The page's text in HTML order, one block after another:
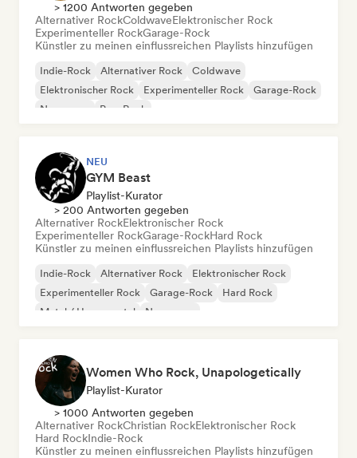
> 1200 Antworten gegeben
Alternativer RockColdwaveElektronischer Rock
Experimenteller RockGarage-Rock
Künstler zu meinen einflussreichen Playlists hinzufügen
Indie-Rock Alternativer Rock
Coldwave
Elektronischer Rock
Experimenteller Rock
Garage-Rock
New wave
Pop-Rock
NEU
GYM Beast
Playlist-Kurator
> 200 Antworten gegeben
Alternativer RockElektronischer Rock
Experimenteller RockGarage-RockHard Rock
Künstler zu meinen einflussreichen Playlists hinzufügen
Indie-Rock Alternativer Rock
Elektronischer Rock
Experimenteller Rock
Garage-Rock
Hard Rock
Metal / Heavy metal
New wave
Women Who Rock, Unapologetically
Playlist-Kurator
> 1000 Antworten gegeben
Alternativer RockChristian RockElektronischer Rock
Hard RockIndie-Rock
Künstler zu meinen einflussreichen Playlists hinzufügen